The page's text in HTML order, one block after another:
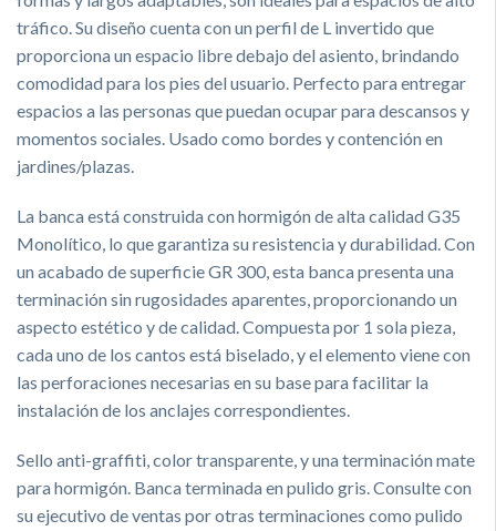
tráfico. Su diseño cuenta con un perfil de L invertido que
proporciona un espacio libre debajo del asiento, brindando
comodidad para los pies del usuario. Perfecto para entregar
espacios a las personas que puedan ocupar para descansos y
momentos sociales. Usado como bordes y contención en
jardines/plazas.
La banca está construida con hormigón de alta calidad G35
Monolítico, lo que garantiza su resistencia y durabilidad. Con
un acabado de superficie GR 300, esta banca presenta una
terminación sin rugosidades aparentes, proporcionando un
aspecto estético y de calidad. Compuesta por 1 sola pieza,
cada uno de los cantos está biselado, y el elemento viene con
las perforaciones necesarias en su base para facilitar la
instalación de los anclajes correspondientes.
Sello anti-graffiti, color transparente, y una terminación mate
para hormigón. Banca terminada en pulido gris. Consulte con
su ejecutivo de ventas por otras terminaciones como pulido